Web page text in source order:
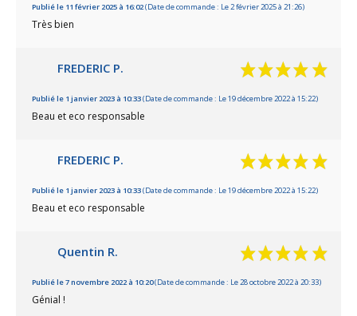
Publié le 11 février 2025 à 16:02(Date de commande : Le 2 février 2025 à 21:26)
Très bien
FREDERIC P.
Publié le 1 janvier 2023 à 10:33(Date de commande : Le 19 décembre 2022 à 15:22)
Beau et eco responsable
FREDERIC P.
Publié le 1 janvier 2023 à 10:33(Date de commande : Le 19 décembre 2022 à 15:22)
Beau et eco responsable
Quentin R.
Publié le 7 novembre 2022 à 10:20(Date de commande : Le 28 octobre 2022 à 20:33)
Génial !